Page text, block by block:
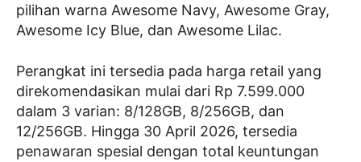
pilihan warna Awesome Navy, Awesome Gray,
Awesome Icy Blue, dan Awesome Lilac.
Perangkat ini tersedia pada harga retail yang
direkomendasikan mulai dari Rp 7.599.000
dalam 3 varian: 8/128GB, 8/256GB, dan
12/256GB. Hingga 30 April 2026, tersedia
penawaran spesial dengan total keuntungan